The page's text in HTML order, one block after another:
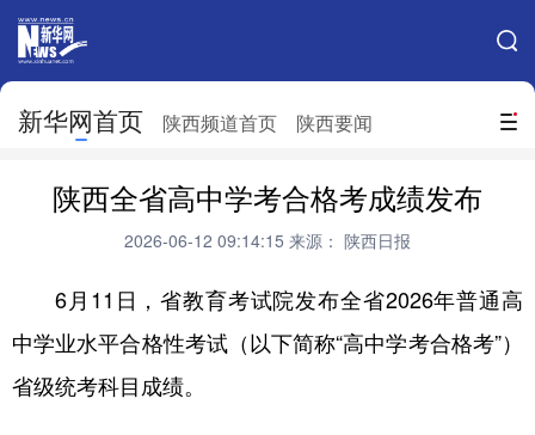
搜索
新华网首页 陕西频道首页 陕西要闻
网站地图
北京 天津 河北 山西
安徽 福建 江西
陕西全省高中学考合格考成绩发布
2026-06-12 09:14:15 来源： 陕西日报
6月11日，省教育考试院发布全省2026年普通高
中学业水平合格性考试（以下简称“高中学考合格考”）
省级统考科目成绩。